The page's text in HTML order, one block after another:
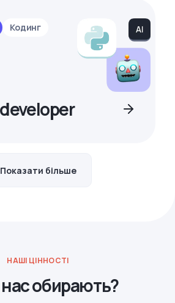
Кодинг
Показати більше
НАШІ ЦІННОСТІ
обирають?